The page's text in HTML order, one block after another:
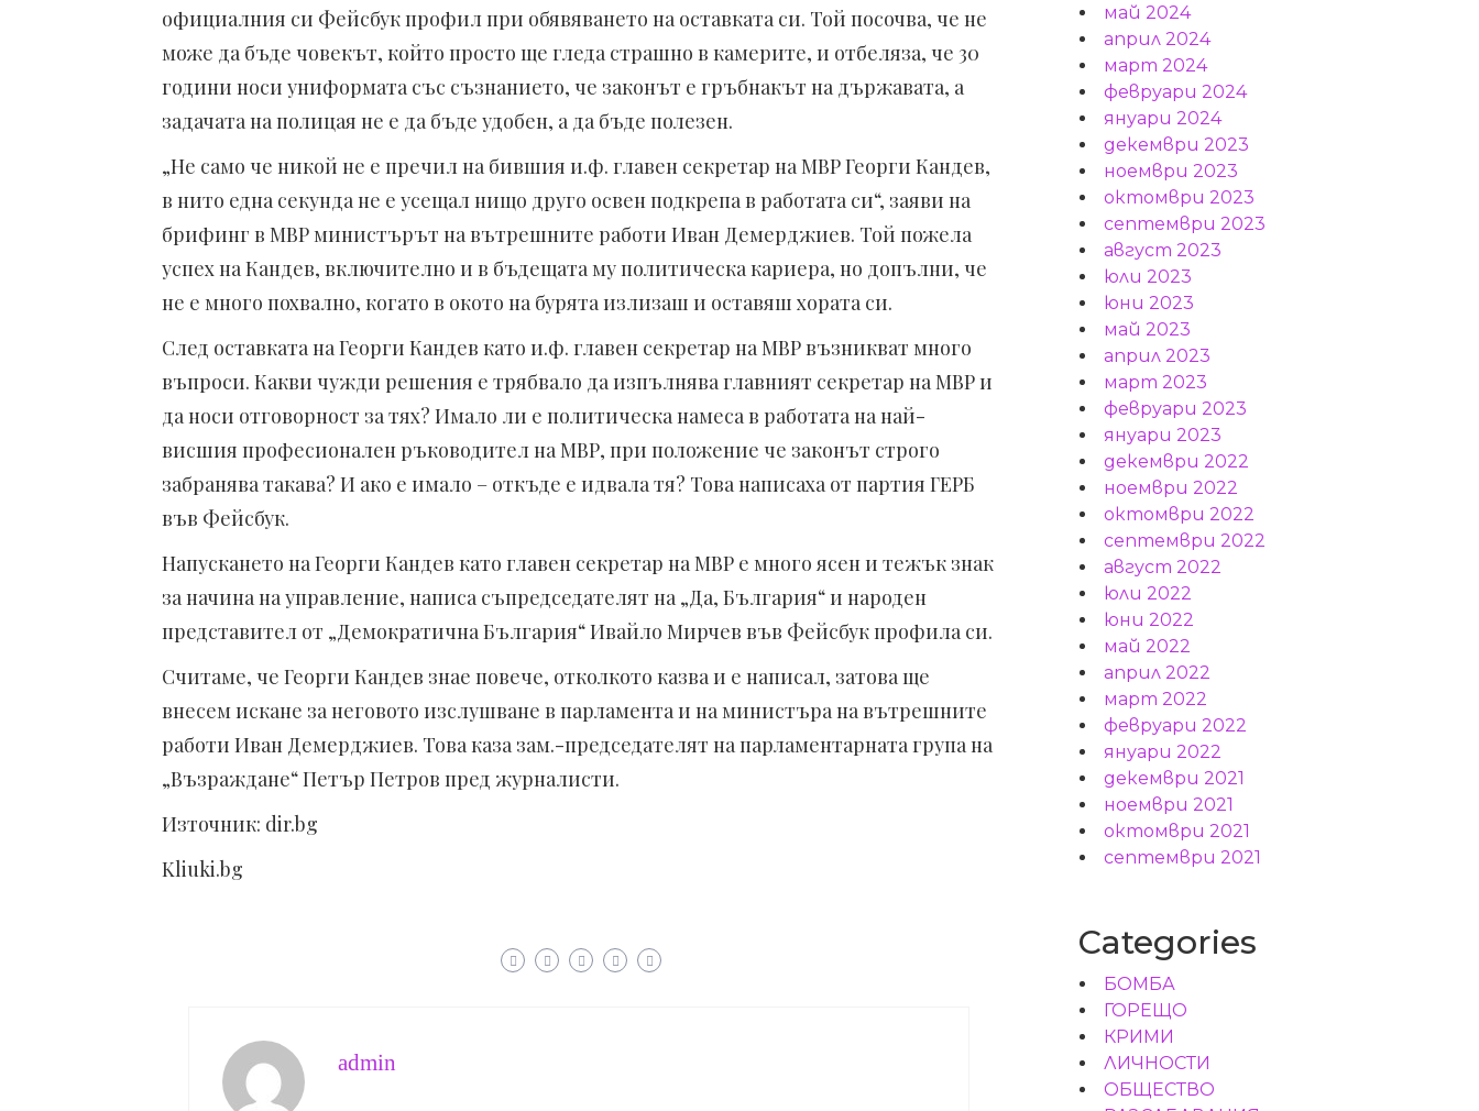
официалния си Фейсбук профил при обявяването на оставката си. Той посочва, че не
може да бъде човекът, който просто ще гледа страшно в камерите, и отбеляза, че 30
години носи униформата със съзнанието, че законът е гръбнакът на държавата, а
задачата на полицая не е да бъде удобен, а да бъде полезен.
„Не само че никой не е пречил на бившия и.ф. главен секретар на МВР Георги Кандев,
в нито една секунда не е усещал нищо друго освен подкрепа в работата си“, заяви на
брифинг в МВР министърът на вътрешните работи Иван Демерджиев. Той пожела
успех на Кандев, включително и в бъдещата му политическа кариера, но допълни, че
не е много похвално, когато в окото на бурята излизаш и оставяш хората си.
След оставката на Георги Кандев като и.ф. главен секретар на МВР възникват много
въпроси. Какви чужди решения е трябвало да изпълнява главният секретар на МВР и
да носи отговорност за тях? Имало ли е политическа намеса в работата на най-
висшия професионален ръководител на МВР, при положение че законът строго
забранява такава? И ако е имало – откъде е идвала тя? Това написаха от партия ГЕРБ
във Фейсбук.
Напускането на Георги Кандев като главен секретар на МВР е много ясен и тежък знак
за начина на управление, написа съпредседателят на „Да, България“ и народен
представител от „Демократична България“ Ивайло Мирчев във Фейсбук профила си.
Считаме, че Георги Кандев знае повече, отколкото казва и е написал, затова ще
внесем искане за неговото изслушване в парламента и на министъра на вътрешните
работи Иван Демерджиев. Това каза зам.-председателят на парламентарната група на
„Възраждане“ Петър Петров пред журналисти.
Източник: dir.bg
Kliuki.bg
admin
май 2024
април 2024
март 2024
февруари 2024
януари 2024
декември 2023
ноември 2023
октомври 2023
септември 2023
август 2023
юли 2023
юни 2023
май 2023
април 2023
март 2023
февруари 2023
януари 2023
декември 2022
ноември 2022
октомври 2022
септември 2022
август 2022
юли 2022
юни 2022
май 2022
април 2022
март 2022
февруари 2022
януари 2022
декември 2021
ноември 2021
октомври 2021
септември 2021
Categories
БОМБА
ГОРЕЩО
КРИМИ
ЛИЧНОСТИ
ОБЩЕСТВО